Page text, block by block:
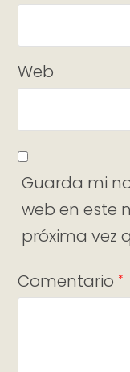
Web
Guarda mi
web en este
próxima vez
Comentario *